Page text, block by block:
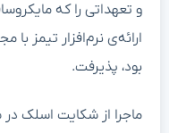
و تعهداتی را که
ارائه‌ی نرم‌افزار تیمز
بود، پذیرفت.